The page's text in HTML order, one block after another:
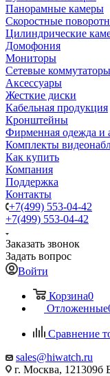
Панорамные камеры
Скоростные
Цилиндрические
Домофония
Мониторы
Сетевые коммутаторы
Аксессуары
Жесткие диски
Кабельная продукция
Кронштейны
Фирменная одежда и
Комплекты
Как купить
Компания
Поддержка
Контакты
+7(499) 553-04-42
+7(499) 553-04-42
Заказать звонок
Задать вопрос
Войти
Корзина0
Отложенные
Сравнение
sales@hiwatch.ru
г. Москва, 121309б